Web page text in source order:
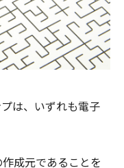
は、いずれも電子
成元であることを